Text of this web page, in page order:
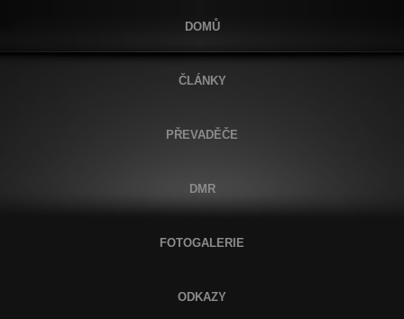
DOMŮ
ČLÁNKY
PŘEVADĚČE
DMR
FOTOGALERIE
ODKAZY